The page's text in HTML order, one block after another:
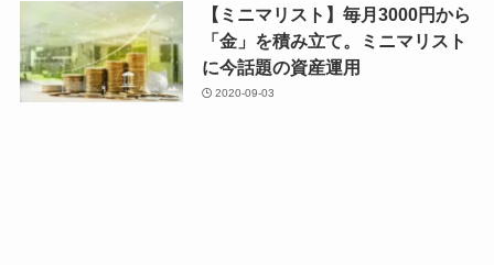
【ミニマリスト】毎月3000円から
「金」を積み立て。ミニマリスト
に今話題の資産運用
2020-09-03